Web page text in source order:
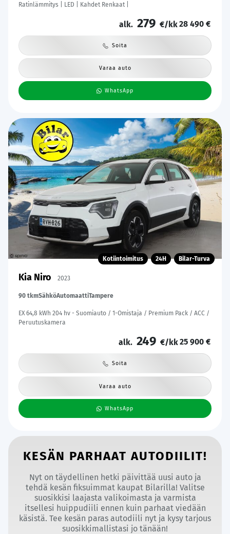
Ratinlämmitys | LED | Kahdet Renkaat |
alk. 279 €/kk28 490 €
Soita
Varaa auto
WhatsApp
Kotiintoimitus 24H Bilar-Turva
Kia Niro 2023
90 tkmSähköAutomaattiTampere
EX 64,8 kWh 204 hv - Suomiauto / 1-Omistaja / Premium Pack / ACC /
Peruutuskamera
alk. 249 €/kk25 900 €
Soita
Varaa auto
WhatsApp
KESÄN PARHAAT AUTODIILIT!
Nyt on täydellinen hetki päivittää uusi auto ja
tehdä kesän fiksuimmat kaupat Bilarilla! Valitse
suosikkisi laajasta valikoimasta ja varmista
itsellesi huippudiili ennen kuin parhaat viedään
käsistä. Tee kesän paras autodiili nyt ja kysy tarjous
suosikkimallistasi jo tänään!